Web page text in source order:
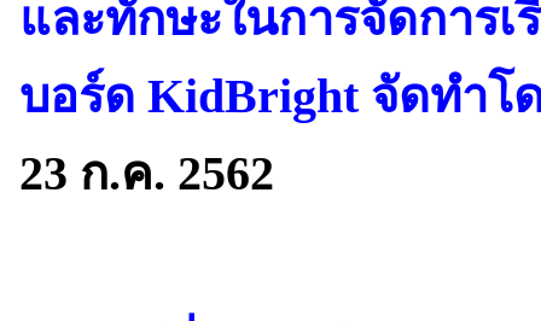
และทักษะในการจัดการ
บอร์ด KidBright จัดทำโ
23 ก.ค. 2562